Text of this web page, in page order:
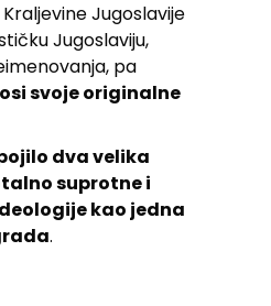
Jugoslavije
Jugoslaviju,
pa
svoje originalne
dva velika
suprotne i
kao jedna
.